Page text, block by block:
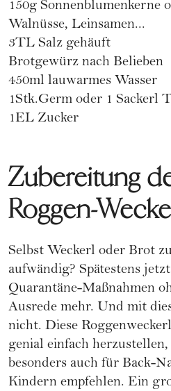
150g Sonnenblumenkerne
Walnüsse, Leinsamen...
3TL Salz gehäuft
Brotgewürz nach Belieben
450ml lauwarmes Wasser
1Stk.Germ oder 1 Sackerl
1EL Zucker
Zubereitung
Roggen-
Selbst Weckerl oder Brot
aufwändig? Spätestens
Quarantäne-Maßnahmen
Ausrede mehr. Und mit
nicht. Diese
genial einfach herzustellen,
besonders auch für Back-
Kindern empfehlen. Ein